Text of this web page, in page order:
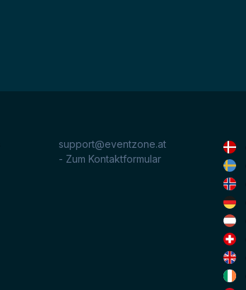
support@eventzone.at
- Zum Kontaktformular